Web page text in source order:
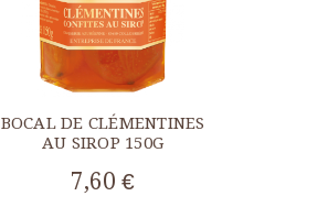
BOCAL DE CLÉMENTINES
AU SIROP 150G
7,60 €